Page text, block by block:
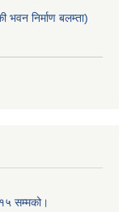
निर्माण बलम्ता)
सम्मको।